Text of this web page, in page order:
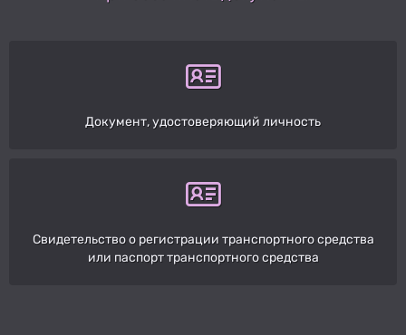
Документ, удостоверяющий личность
Свидетельство о регистрации транспортного средства
или паспорт транспортного средства